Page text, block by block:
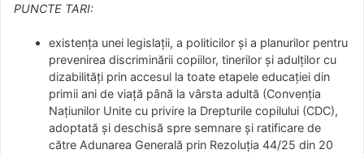
PUNCTE TARI:
existența unei legislații, a politicilor și a planurilor pentru
prevenirea discriminării copiilor, tinerilor și adulților cu
dizabilități prin accesul la toate etapele educației din
primii ani de viață până la vârsta adultă (Convenția
Națiunilor Unite cu privire la Drepturile copilului (CDC),
adoptată și deschisă spre semnare și ratificare de
către Adunarea Generală prin Rezoluția 44/25 din 20